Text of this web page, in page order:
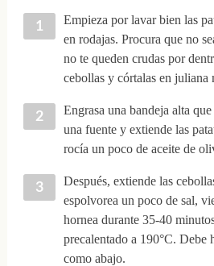
Empieza por lavar bien las
en rodajas. Procura que no
no te queden crudas por
cebollas y córtalas en juliana
Engrasa una bandeja alta
una fuente y extiende las
rocía un poco de aceite de
Después, extiende las
espolvorea un poco de sal,
hornea durante 35-40
precalentado a 190°C. Debe
como abajo.